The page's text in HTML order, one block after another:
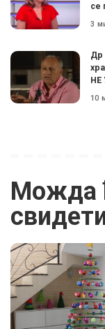
се
3
Др
НЕ
10
Можда